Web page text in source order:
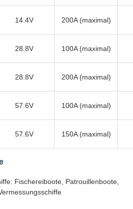
14.4V 200A (maximal)
28.8V 100A (maximal)
28.8V 200A (maximal)
57.6V 100A (maximal)
57.6V 150A (maximal)
Fischereiboote, Patrouillenboote,